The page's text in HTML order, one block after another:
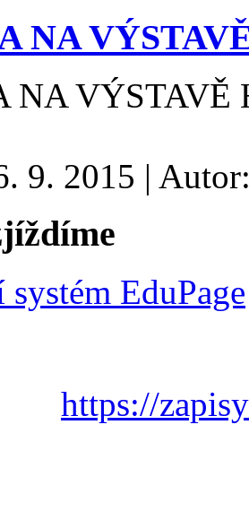
NA
NA VÝSTAVĚ
9. 2015 |
EduPage
https://